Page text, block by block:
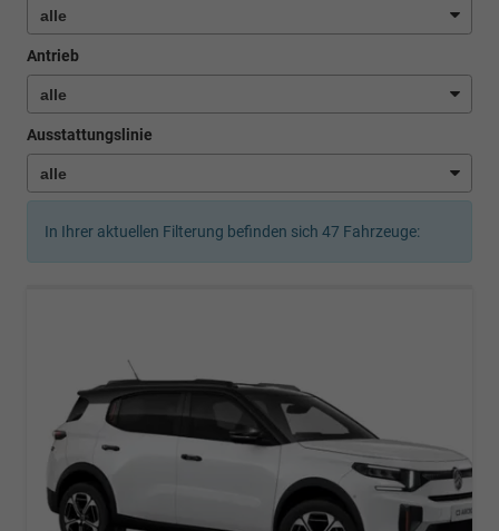
Antrieb
Ausstattungslinie
In Ihrer aktuellen Filterung befinden sich 47 Fahrzeuge: